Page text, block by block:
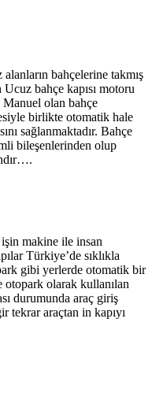
alanların bahçelerine takmış
bahçe kapısı motoru
olan bahçe
birlikte otomatik hale
sağlanmaktadır. Bahçe
bileşenlerinden olup
makine ile insan
Türkiye’de sıklıkla
gibi yerlerde otomatik bir
otopark olarak kullanılan
durumunda araç giriş
tekrar araçtan in kapıyı